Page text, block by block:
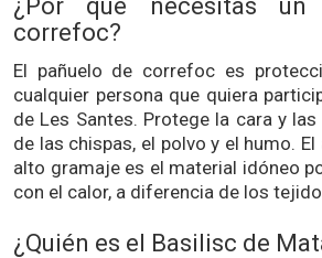
¿Por qué necesitas un
correfoc?
El pañuelo de correfoc es
cualquier persona que quiera
de Les Santes. Protege la cara y
de las chispas, el polvo y el humo.
alto gramaje es el material idóneo
con el calor, a diferencia de los
¿Quién es el Basilisc de